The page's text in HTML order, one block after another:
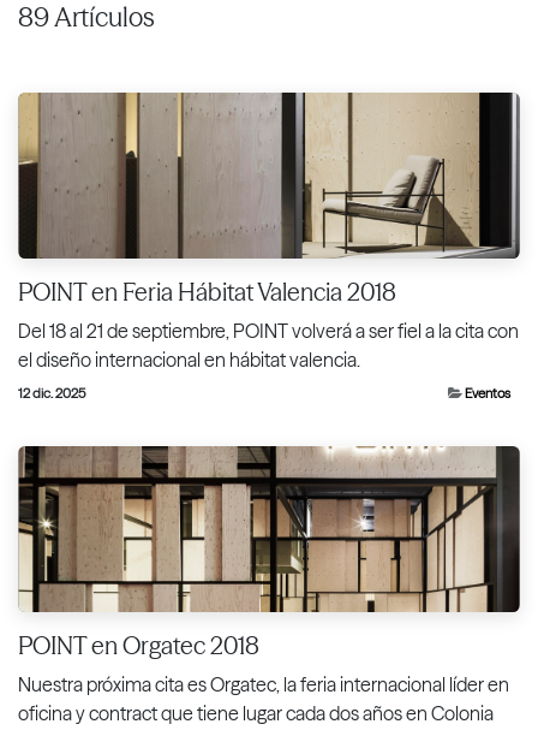
89 Artículos
POINT en Feria Hábitat Valencia 2018
Del 18 al 21 de septiembre, POINT volverá a ser fiel a la cita con
el diseño internacional en hábitat valencia.
12 dic. 2025 Eventos
POINT en Orgatec 2018
Nuestra próxima cita es Orgatec, la feria internacional líder en
oficina y contract que tiene lugar cada dos años en Colonia